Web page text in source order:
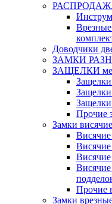
РАСПРОДАЖА
Доводчики
ЗАМКИ
ЗАЩЕЛКИ
Прочие
Замки висячие
Прочие
Замки